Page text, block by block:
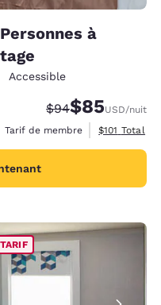
à
Accessible
Tarif barré :
$94Tarif réduit :
$85USD/nuit
Tarif de membre
Afficher les
$101 Total